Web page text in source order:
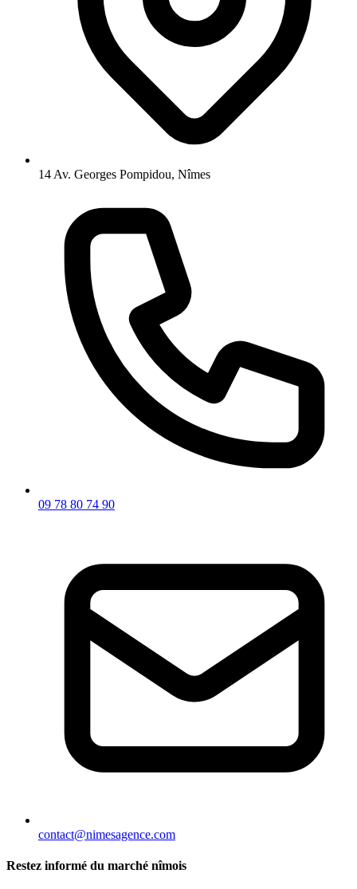
14 Av. Georges Pompidou, Nîmes
09 78 80 74 90
contact@nimesagence.com
Restez informé du marché nîmois